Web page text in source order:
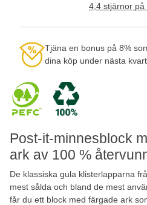
Post-it-minnesblock
ark av 100 %
De klassiska gula klisterlapparna
mest sålda och bland de mest
får du ett block med färgade ark
4,4 stjärnor på
Tjäna en bonus på 8%
dina köp under nästa